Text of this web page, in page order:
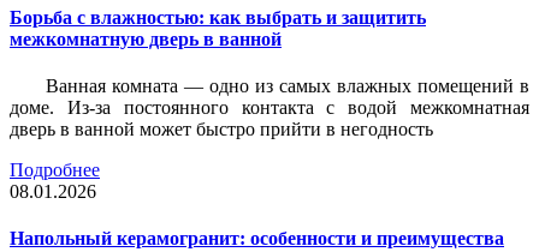
Борьба с влажностью: как выбрать и защитить
межкомнатную дверь в ванной
Ванная комната — одно из самых влажных помещений в
доме. Из-за постоянного контакта с водой межкомнатная
дверь в ванной может быстро прийти в негодность
Подробнее
08.01.2026
Напольный керамогранит: особенности и преимущества